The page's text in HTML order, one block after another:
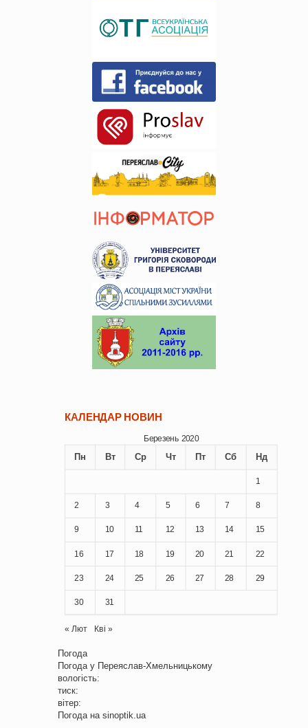
КАЛЕНДАР НОВИН
Березень 2020
Пн Вт Ср Чт Пт Сб Нд
1
2 3 4 5 6 7 8
9 10 11 12 13 14 15
16 17 18 19 20 21 22
23 24 25 26 27 28 29
30 31
« Лют Кві »
Погода
Погода у Переяслав-Хмельницькому
вологість:
тиск:
вітер:
Погода на sinoptik.ua